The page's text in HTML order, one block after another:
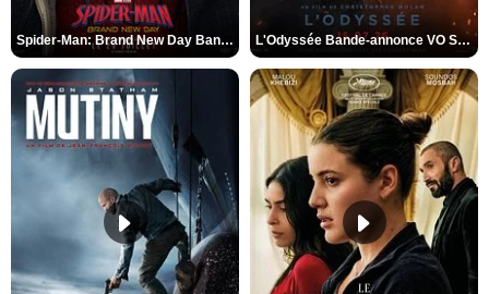
Spider-Man: Brand New Day Bande-annonce VO STFR L'Odyssée Bande-annonce VO STFR